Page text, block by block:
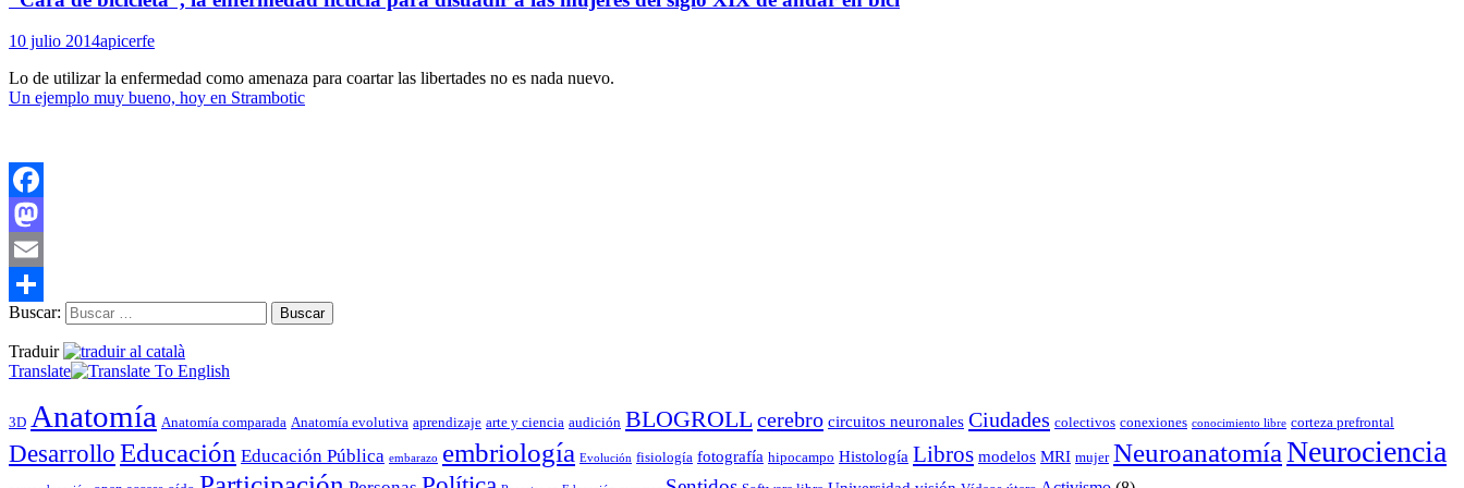
10 julio 2014apicerfe
Lo de utilizar la enfermedad como amenaza para coartar las libertades no es nada nuevo.
Un ejemplo muy bueno, hoy en Strambotic
Facebook
Mastodon
Email
Compartir
Buscar:
Traduir
Translate
3D Anatomía Anatomía comparada Anatomía evolutiva aprendizaje arte y ciencia audición BLOGROLLcerebro circuitos neuronales Ciudades colectivos conexiones conocimiento libre corteza prefrontal
Desarrollo Educación Educación Pública embarazo embriología Evolución fisiología fotografía hipocampo Histología Libros modelos MRI mujer NeuroanatomíaNeurociencia